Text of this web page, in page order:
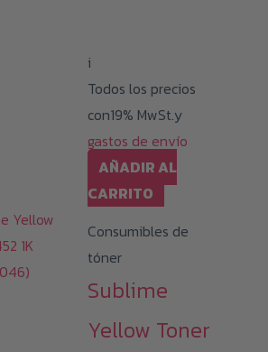
i
Todos los precios
con19% MwSt.y
gastos de envío
AÑADIR AL
CARRITO
Consumibles de
tóner
Sublime
Yellow Toner